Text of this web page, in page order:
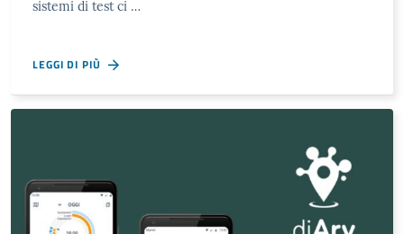
sistemi di test ci …
LEGGI DI PIÙ